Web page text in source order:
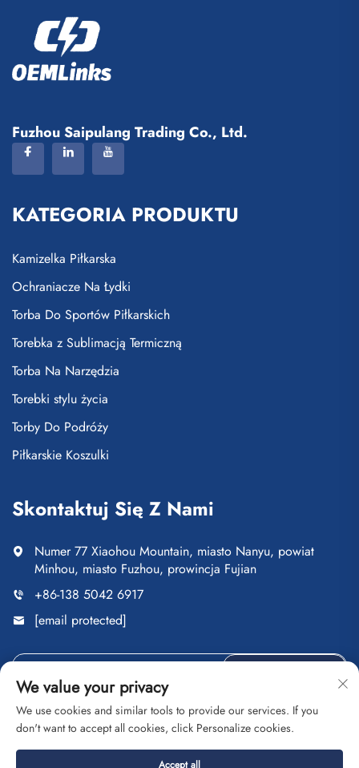
Fuzhou Saipulang Trading Co., Ltd.
KATEGORIA PRODUKTU
Kamizelka Piłkarska
Ochraniacze Na Łydki
Torba Do Sportów Piłkarskich
Torebka z Sublimacją Termiczną
Torba Na Narzędzia
Torebki stylu życia
Torby Do Podróży
Piłkarskie Koszulki
Skontaktuj Się Z Nami
Numer 77 Xiaohou Mountain, miasto Nanyu, powiat
Minhou, miasto Fuzhou, prowincja Fujian
+86-138 5042 6917
[email protected]
Copyright © Fuzhou Saipulang Trading Co., Ltd. Wszelkie
We value your privacy
We use cookies and similar tools to provide our services. If you
don't want to accept all cookies, click Personalize cookies.
Accept all